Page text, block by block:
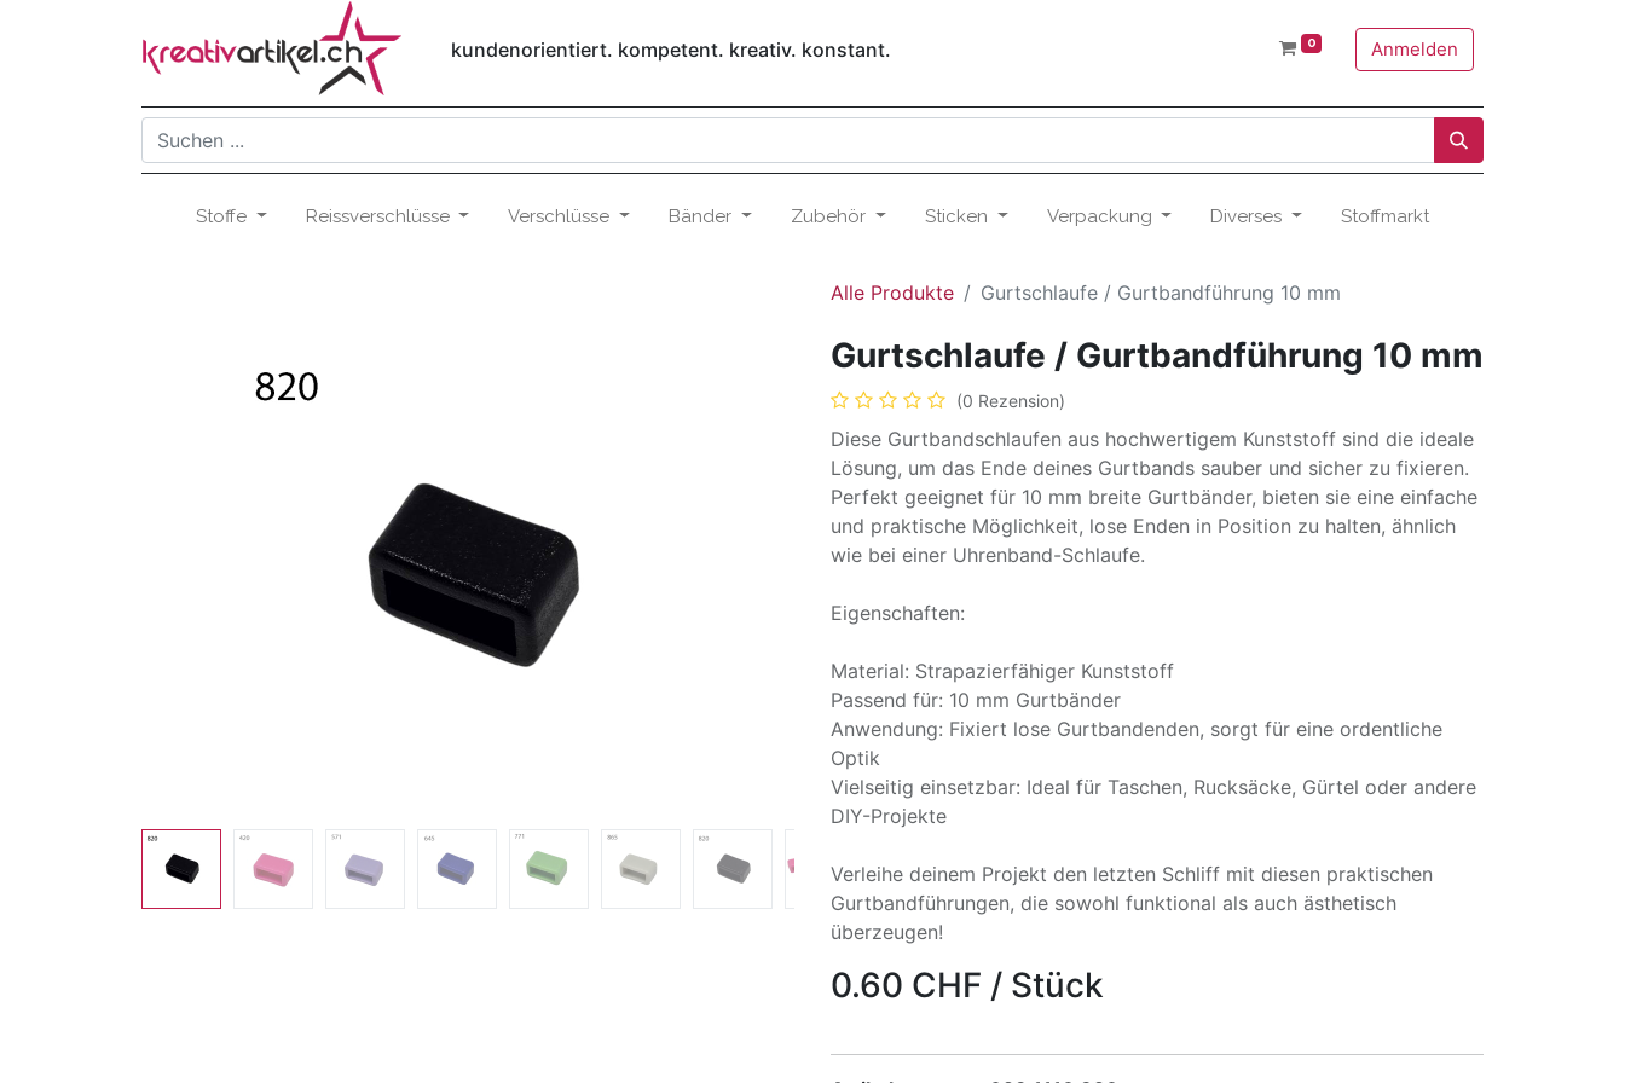
kundenorientiert. kompetent. kreativ. konstant. 0 Anmelden
Stoffe Reissverschlüsse Verschlüsse Bänder Zubehör Sticken Verpackung Diverses Stoffmarkt
Alle Produkte Gurtschlaufe / Gurtbandführung 10 mm
Gurtschlaufe / Gurtbandführung 10 mm
(0 Rezension)
Diese Gurtbandschlaufen aus hochwertigem Kunststoff sind die ideale
Lösung, um das Ende deines Gurtbands sauber und sicher zu fixieren.
Perfekt geeignet für 10 mm breite Gurtbänder, bieten sie eine einfache
und praktische Möglichkeit, lose Enden in Position zu halten, ähnlich
wie bei einer Uhrenband-Schlaufe.
Eigenschaften:
Material: Strapazierfähiger Kunststoff
Passend für: 10 mm Gurtbänder
Anwendung: Fixiert lose Gurtbandenden, sorgt für eine ordentliche
Optik
Vielseitig einsetzbar: Ideal für Taschen, Rucksäcke, Gürtel oder andere
DIY-Projekte
Verleihe deinem Projekt den letzten Schliff mit diesen praktischen
Gurtbandführungen, die sowohl funktional als auch ästhetisch
überzeugen!
0.60 CHF / Stück